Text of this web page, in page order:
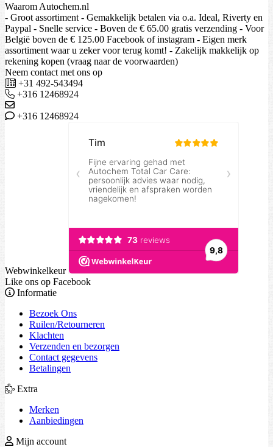
Waarom Autochem.nl
- Groot assortiment - Gemakkelijk betalen via o.a. Ideal, Riverty en
Paypal - Snelle service - Boven de € 65.00 gratis verzending - Voor
België boven de € 125.00 Facebook of instagram - Eigen merk
assortiment waar u zeker voor terug komt! - Zakelijk makkelijk op
rekening kopen (vraag naar de voorwaarden)
Neem contact met ons op
+31 492-543494
+316 12468924
+316 12468924
Webwinkelkeur
Like ons op Facebook
Informatie
Bezoek Ons
Ruilen/Retourneren
Klachten
Verzenden en bezorgen
Contact gegevens
Betalingen
Extra
Merken
Aanbiedingen
Mijn account